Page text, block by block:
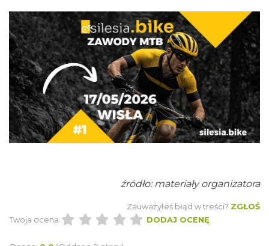
Muzeum Beskidzkim
Wisła
2026-08-26
0.03 km
2026-08-11
źródło: materiały organizatora
Zauważyłeś błąd w treści? ZGŁOŚ
Twoja ocena:
DODAJ OCENĘ